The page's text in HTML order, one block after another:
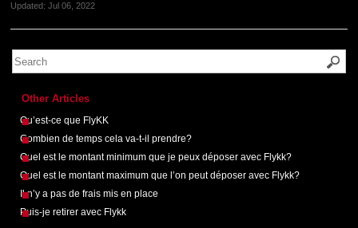
Updated: Jul 06, 2022
Other Articles
Qu’est-ce que FlyKK
Combien de temps cela va-t-il prendre?
Quel est le montant minimum que je peux déposer avec Flykk?
Quel est le montant maximum que l’on peut déposer avec Flykk?
Il n’y a pas de frais mis en place
Puis-je retirer avec Flykk